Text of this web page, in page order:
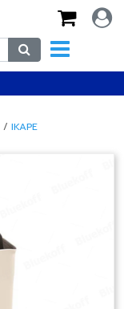
/ IKAPE